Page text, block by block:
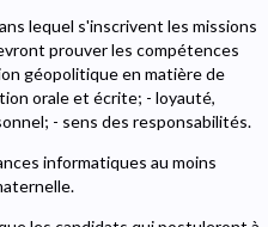
lequel s'inscrivent les missions
prouver les compétences
géopolitique en matière de
orale et écrite; - loyauté,
- sens des responsabilités.
informatiques au moins